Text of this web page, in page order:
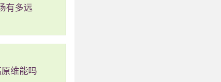
有多远
维能吗